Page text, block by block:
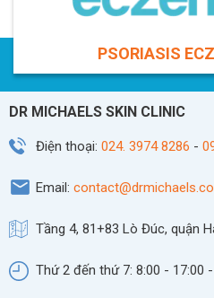
PSORIASIS
DR MICHAELS SKIN CLINIC
Điện thoại: 024. 3974 8286 -
Email:
Tầng 4, 81+83 Lò Đúc, quận
Thứ 2 đến thứ 7: 8:00 - 17:00